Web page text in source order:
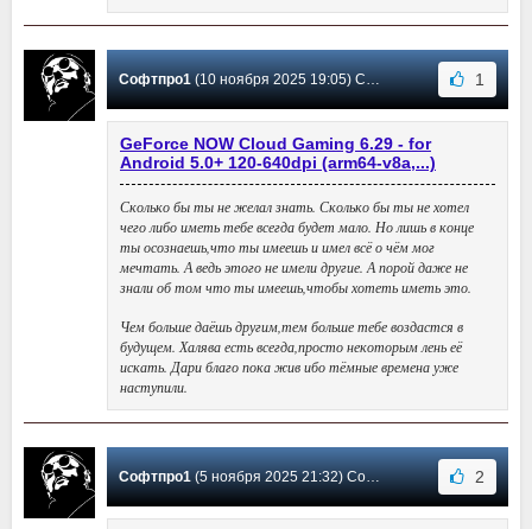
Софтпро1(10 ноября 2025 19:05) Сообщение #31 1
GeForce NOW Cloud Gaming 6.29 - for
Android 5.0+ 120-640dpi (arm64-v8a,...)
Сколько бы ты не желал знать. Сколько бы ты не хотел
чего либо иметь тебе всегда будет мало. Но лишь в конце
ты осознаешь,что ты имеешь и имел всё о чём мог
мечтать. А ведь этого не имели другие. А порой даже не
знали об том что ты имеешь,чтобы хотеть иметь это.
Чем больше даёшь другим,тем больше тебе воздастся в
будущем. Халява есть всегда,просто некоторым лень её
искать. Дари благо пока жив ибо тёмные времена уже
наступили.
Софтпро1(5 ноября 2025 21:32) Сообщение #30 2